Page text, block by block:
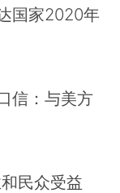
国家2020年
信：与美方
民众受益